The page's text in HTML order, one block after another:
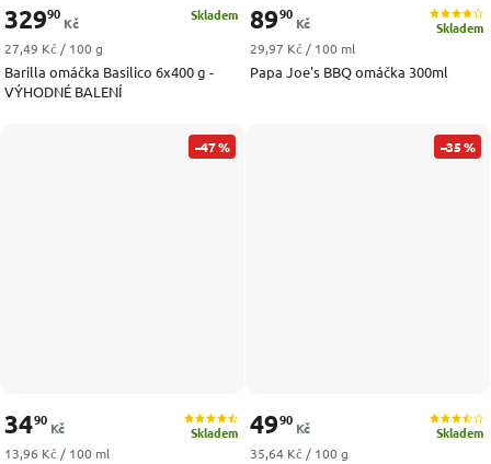
Barilla omáčka Basilico 6x400 g -
VÝHODNÉ BALENÍ
Skladem
32990
Kč
Měrná cena:
27,49 Kč / 100 g
Papa Joe's BBQ omáčka 300ml
Skladem
8990
Kč
Měrná cena:
29,97 Kč / 100 ml
–47 %
Skladem
3490
Kč
Měrná cena:
13,96 Kč / 100 ml
–35 %
Skladem
4990
Kč
Měrná cena:
35,64 Kč / 100 g